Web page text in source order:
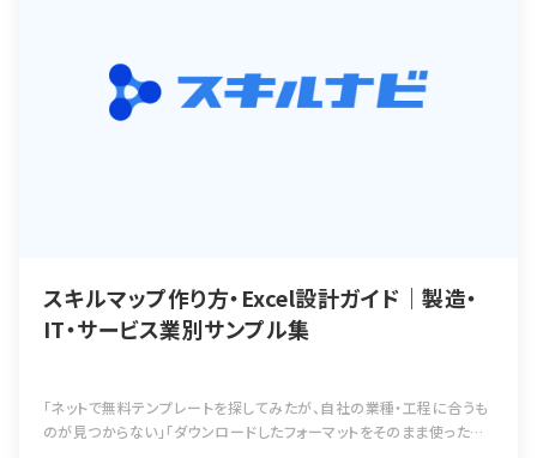
スキルマップ作り方・Excel設計ガイド｜製造・
IT・サービス業別サンプル集
「ネットで無料テンプレートを探してみたが、自社の業種・工程に合うも
のが見つからない」「ダウンロードしたフォーマットをそのまま使ったが、